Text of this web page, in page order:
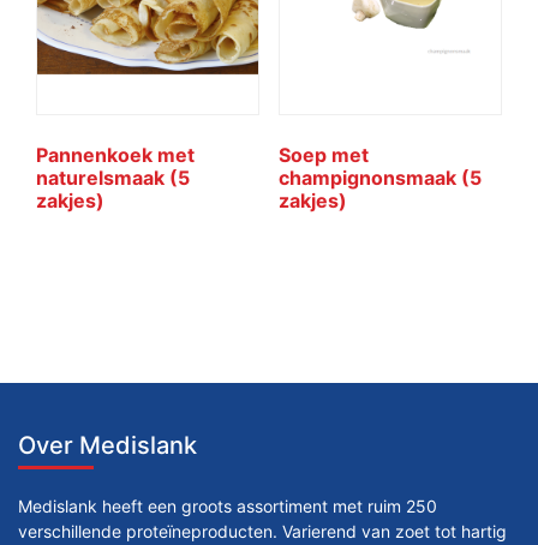
Pannenkoek met
naturelsmaak (5
zakjes)
Soep met
champignonsmaak (5
zakjes)
Over Medislank
Medislank heeft een groots assortiment met ruim 250
verschillende proteïneproducten. Varierend van zoet tot hartig